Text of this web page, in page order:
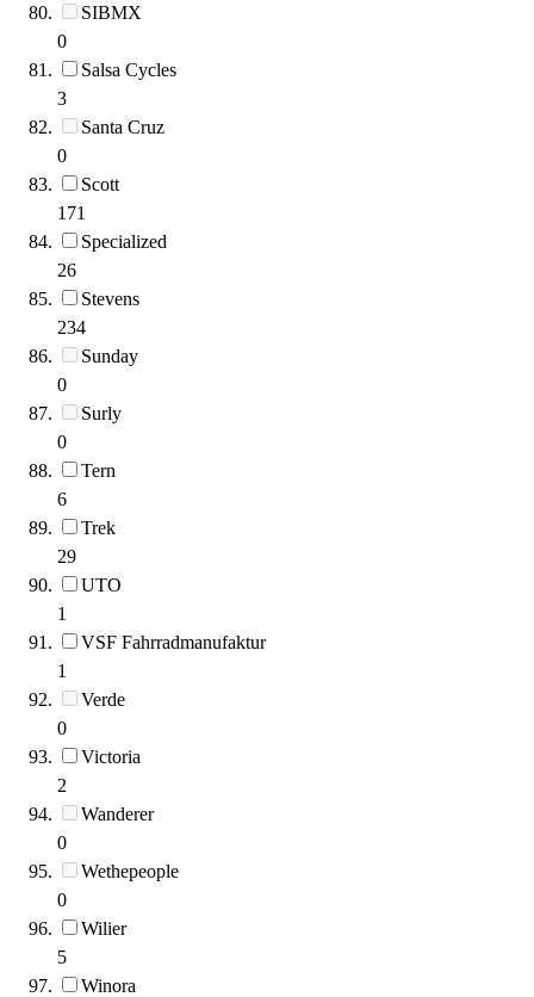
SIBMX
0
Salsa Cycles
3
Santa Cruz
0
Scott
171
Specialized
26
Stevens
234
Sunday
0
Surly
0
Tern
6
Trek
29
UTO
1
VSF Fahrradmanufaktur
1
Verde
0
Victoria
2
Wanderer
0
Wethepeople
0
Wilier
5
Winora